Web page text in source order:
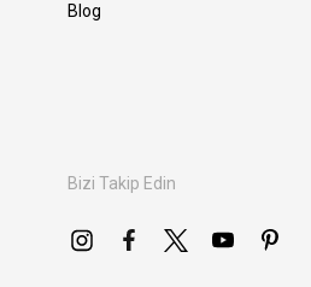
Blog
Bizi Takip Edin